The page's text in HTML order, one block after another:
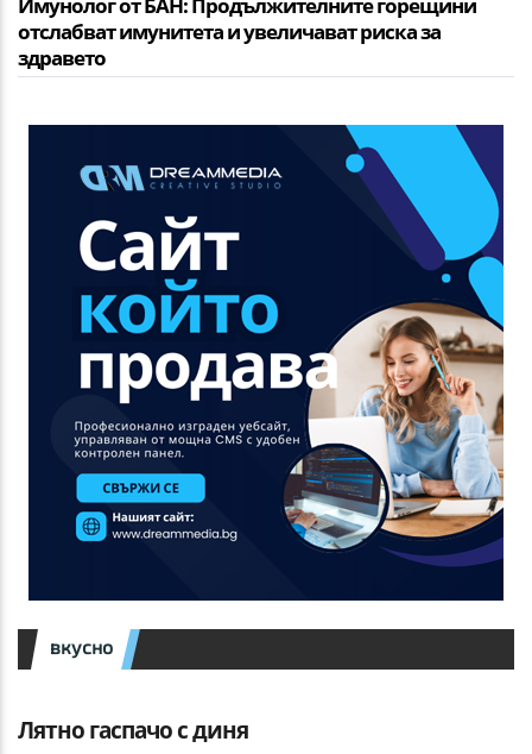
Имунолог от БАН: Продължителните горещини
отслабват имунитета и увеличават риска за
здравето
вкусно
Лятно гаспачо с диня